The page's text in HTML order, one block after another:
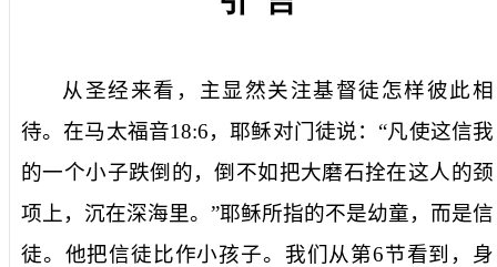
从圣经来看，主显然关注基督徒怎样彼此相
待。在马太福音18:6，耶稣对门徒说：“凡使这信我
的一个小子跌倒的，倒不如把大磨石拴在这人的颈
项上，沉在深海里。”耶稣所指的不是幼童，而是信
徒。他把信徒比作小孩子。我们从第6节看到，身